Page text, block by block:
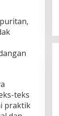
teks
praktik